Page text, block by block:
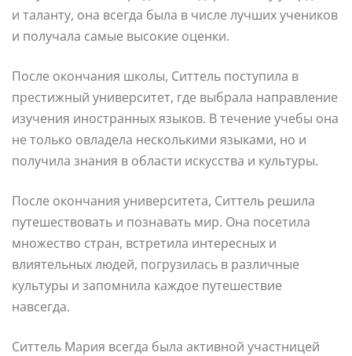
и таланту, она всегда была в числе лучших учеников
и получала самые высокие оценки.
После окончания школы, Ситтель поступила в
престижный университет, где выбрала направление
изучения иностранных языков. В течение учебы она
не только овладела несколькими языками, но и
получила знания в области искусства и культуры.
После окончания университета, Ситтель решила
путешествовать и познавать мир. Она посетила
множество стран, встретила интересных и
влиятельных людей, погрузилась в различные
культуры и запомнила каждое путешествие
навсегда.
Ситтель Мария всегда была активной участницей